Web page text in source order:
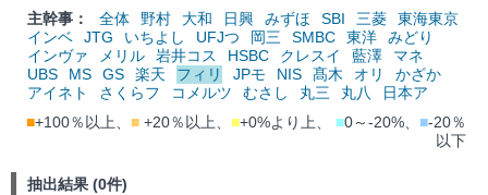
主幹事：
全体 野村 大和 日興 みずほ SBI 三菱
東海東京
インベ
JTG いちよし UFJつ 岡三 SMBC 東洋
みどり
インヴァ
メリル 岩井コス HSBC クレスイ 藍澤
マネ
UBS
MS GS 楽天 フィリ JPモ NIS 髙木 オリ
かざか
アイネト
さくらフ コメルツ むさし 丸三 丸八
日本ア
■+100％以上、 ■ +20％以上、 ■+0%より上、 ■0～-20%、 ■-20％
以下
抽出結果 (0件)